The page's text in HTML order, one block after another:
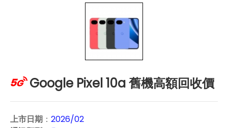
Google Pixel 10a 舊機高額回收價
上市日期 ： 2026/02